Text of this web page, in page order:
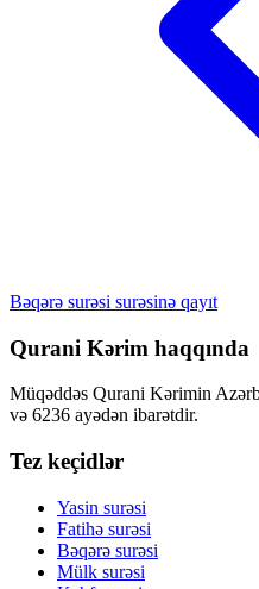
Bəqərə surəsi surəsinə qayıt
Qurani Kərim haqqında
Müqəddəs Qurani Kərimin
və 6236 ayədən ibarətdir.
Tez keçidlər
Yasin surəsi
Fatihə surəsi
Bəqərə surəsi
Mülk surəsi